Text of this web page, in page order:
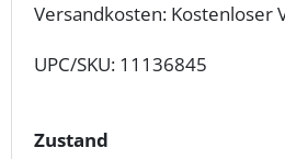
Versandkosten: Kostenloser
UPC/SKU: 11136845
Zustand